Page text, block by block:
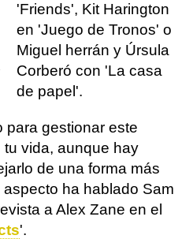
'Friends', Kit Harington
en 'Juego de Tronos' o
Miguel herrán y Úrsula
Corberó con 'La casa
de papel'.
para gestionar este
vida, aunque hay
de una forma más
aspecto ha hablado Sam
a Alex Zane en el
'.